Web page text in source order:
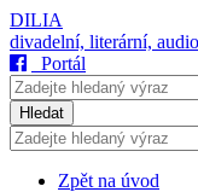
DILIA
divadelní, literární,
Portál
Hledat
Zpět na úvod